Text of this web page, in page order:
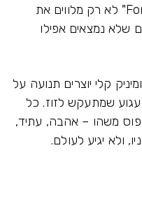
"Beautiful Little Fool" ו־"For Her" לא רק מלווים את
שלא נמצאים אפילו
קלי יוצרים תנועה על
שמתעקש לזוז. כל
משהו – אהבה, עתיד,
ולא יגיע לעולם.